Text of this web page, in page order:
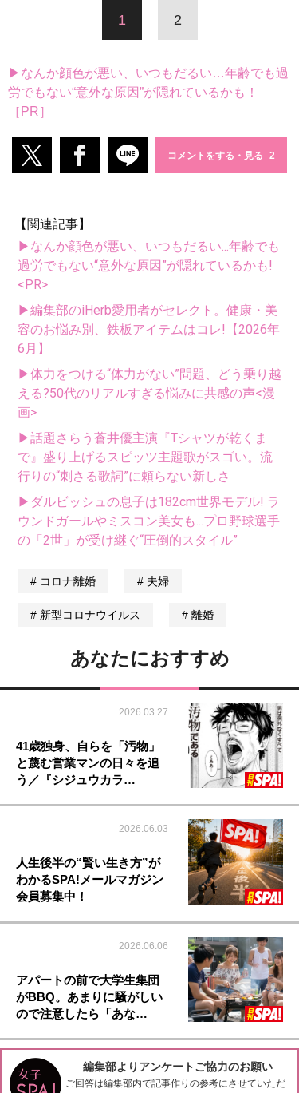
1 2
▶なんか顔色が悪い、いつもだるい…年齢でも過
労でもない“意外な原因”が隠れているかも！
［PR］
コメントをする・見る
【関連記事】
▶なんか顔色が悪い、いつもだるい...年齢でも
過労でもない“意外な原因”が隠れているかも!
<PR>
▶編集部のiHerb愛用者がセレクト。健康・美
容のお悩み別、鉄板アイテムはコレ!【2026年
6月】
▶体力をつける“体力がない”問題、どう乗り越
える?50代のリアルすぎる悩みに共感の声<漫
画>
▶話題さらう蒼井優主演『Tシャツが乾くま
で』盛り上げるスピッツ主題歌がスゴい。流
行りの“刺さる歌詞”に頼らない新しさ
▶ダルビッシュの息子は182cm世界モデル! ラ
ウンドガールやミスコン美女も...プロ野球選手
の「2世」が受け継ぐ“圧倒的スタイル”
コロナ離婚 夫婦
新型コロナウイルス 離婚
あなたにおすすめ
2026.03.27
41歳独身、自らを「汚物」
と蔑む営業マンの日々を追
う／『シジュウカラ…
2026.06.03
人生後半の“賢い生き方”が
わかるSPA!メールマガジン
会員募集中！
2026.06.06
アパートの前で大学生集団
がBBQ。あまりに騒がしい
ので注意したら「あな…